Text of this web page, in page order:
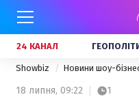
24 КАНАЛ
Showbiz Новини шоу-
18 липня, 09:22 1